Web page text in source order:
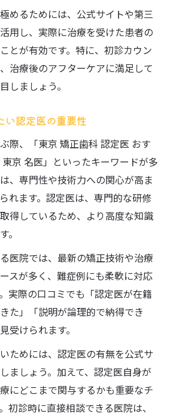
めるためには、公式サイトや第三
用し、実際に治療を受けた患者の
とが有効です。特に、初診カウン
治療後のアフターケアに満足して
しましょう。
い認定医の重要性
際、「東京 矯正歯科 認定医 おす
京 名医」といったキーワードが多
、専門性や技術力への関心が高ま
れます。認定医は、専門的な研修
得しているため、より高度な知識
。
医院では、最新の矯正技術や治療
スが多く、難症例にも柔軟に対応
実際の口コミでも「認定医が在籍
た」「説明が論理的で納得でき
受けられます。
ためには、認定医の有無を公式サ
ましょう。加えて、認定医自身が
にどこまで関与するかも重要なチ
初診時に直接相談できる医院は、